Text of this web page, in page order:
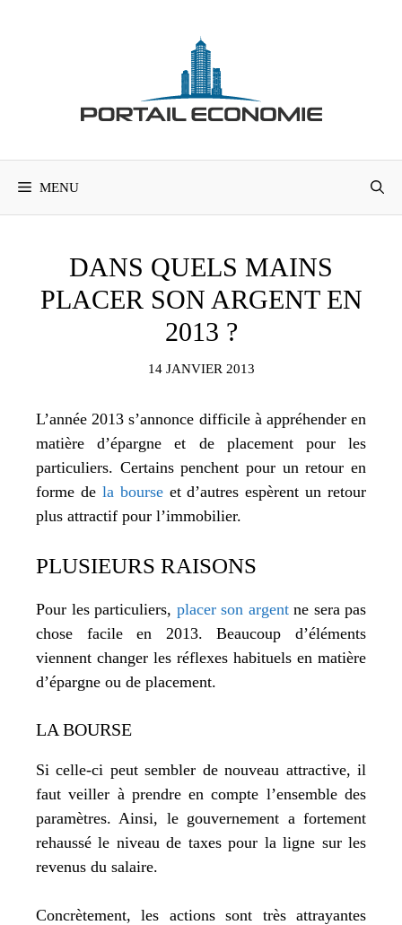
MENU
DANS QUELS MAINS
PLACER SON ARGENT EN
2013 ?
14 JANVIER 2013
L’année 2013 s’annonce difficile à appréhender en
matière d’épargne et de placement pour les
particuliers. Certains penchent pour un retour en
forme de la bourseet d’autres espèrent un retour
plus attractif pour l’immobilier.
PLUSIEURS RAISONS
Pour les particuliers, placer son argentne sera pas
chose facile en 2013. Beaucoup d’éléments
viennent changer les réflexes habituels en matière
d’épargne ou de placement.
LA BOURSE
Si celle-ci peut sembler de nouveau attractive, il
faut veiller à prendre en compte l’ensemble des
paramètres. Ainsi, le gouvernement a fortement
rehaussé le niveau de taxes pour la ligne sur les
revenus du salaire.
Concrètement, les actions sont très attrayantes